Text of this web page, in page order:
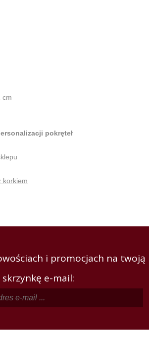
cm
pokręteł
korkiem
i promocjach na twoją
skrzynkę e-mail: